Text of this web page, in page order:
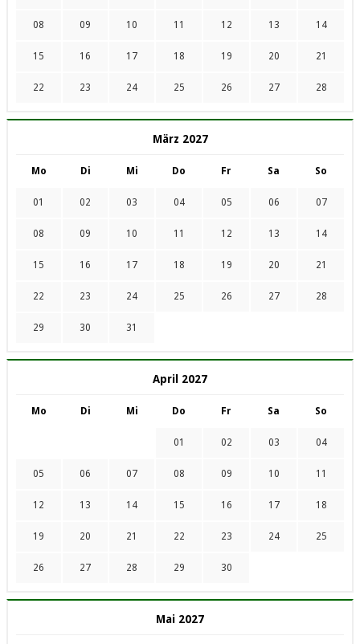
08 09 10 11 12 13 14
15 16 17 18 19 20 21
22 23 24 25 26 27 28
März 2027
Mo Di Mi Do Fr Sa So
01 02 03 04 05 06 07
08 09 10 11 12 13 14
15 16 17 18 19 20 21
22 23 24 25 26 27 28
29 30 31
April 2027
Mo Di Mi Do Fr Sa So
01 02 03 04
05 06 07 08 09 10 11
12 13 14 15 16 17 18
19 20 21 22 23 24 25
26 27 28 29 30
Mai 2027